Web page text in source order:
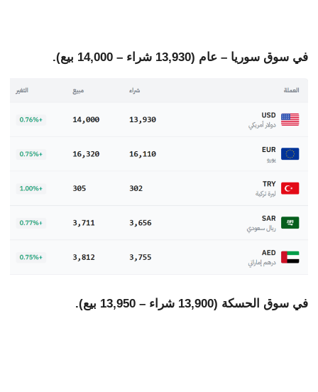
في سوق سوريا – عام (13,930 شراء – 14,000 بيع).
في سوق الحسكة (13,900 شراء – 13,950 بيع).